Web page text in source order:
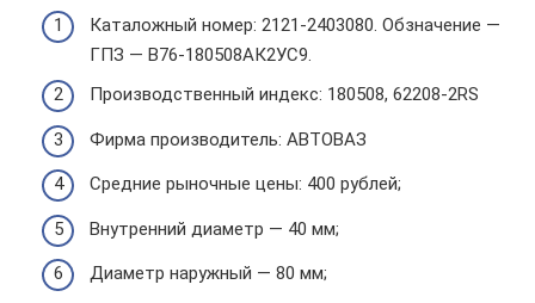
Каталожный номер: 2121-2403080. Обзначение —
ГПЗ — В76-180508АК2УС9.
Производственный индекс: 180508, 62208-2RS
Фирма производитель: АВТОВАЗ
Средние рыночные цены: 400 рублей;
Внутренний диаметр — 40 мм;
Диаметр наружный — 80 мм;